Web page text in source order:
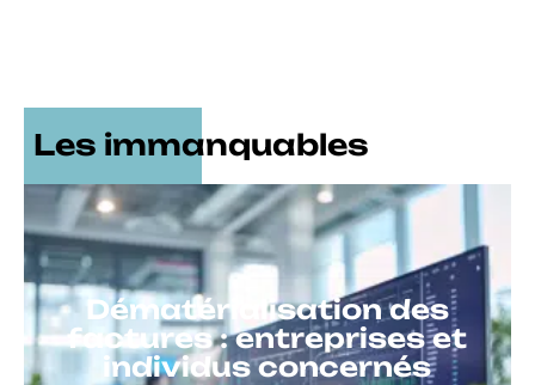
Les immanquables
Dématérialisation des
factures : entreprises et
individus concernés